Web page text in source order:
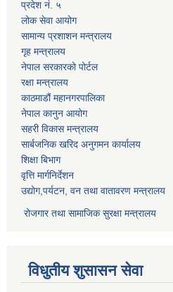
प्रदेश नं. ५
लोक सेवा आयोग
सामान्य प्रशाशन मन्त्रालय
गृह मन्त्रालय
नेपाल सरकारको पोर्टल
रक्षा मन्त्रालय
काठमाडौं महानगरपालिका
नेपाल कानुन आयोग
सहरी विकास मन्त्रालय
सार्बजनिक खरिद अनुगमन कार्यालय
शिक्षा बिभाग
वृत्ति मार्गनिर्देशन
उद्योग,पर्यटन, वन तथा वातावरण मन्त्रालय
रोजगार तथा सामाजिक सुरक्षा मन्त्रालय
विधुतीय शुसासन सेवा